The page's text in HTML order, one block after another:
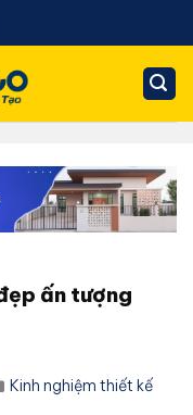
ấn tượng
Kinh nghiệm thiết kế